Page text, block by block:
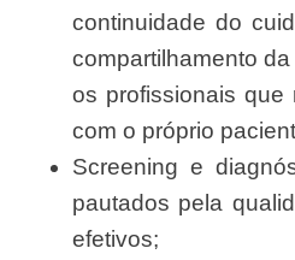
continuidade do
compartilhamento
os profissionais que
com o próprio
Screening e
pautados pela
efetivos;